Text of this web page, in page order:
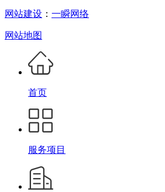
网站建设 ： 一瞬网络
网站地图
首页
服务项目